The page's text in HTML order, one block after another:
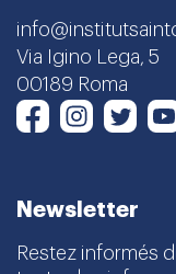
Via Igino Lega, 5
00189 Roma
Facebook
Newsletter
Restez informés